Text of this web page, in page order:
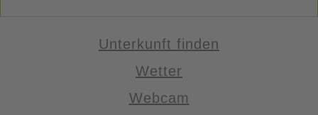
Unterkunft finden
Wetter
Webcam